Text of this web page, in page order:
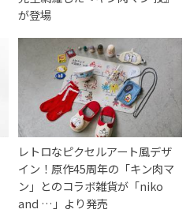
が登場
レトロなピクセルアート風デザ
イン！原作45周年の「キン肉マ
ン」とのコラボ雑貨が「niko
and …」より発売